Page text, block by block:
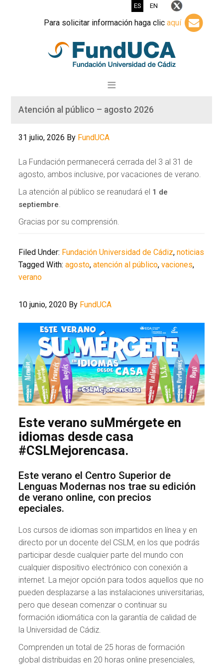
ES EN
Para solicitar información haga clic aquí
Atención al público – agosto 2026
31 julio, 2026 By FundUCA
La Fundación permanecerá cerrada del 3 al 31 de
agosto, ambos inclusive, por vacaciones de verano.
La atención al público se reanudará el 1 de
septiembre.
Gracias por su comprensión.
Filed Under: Fundación Universidad de Cádiz,noticias
Tagged With:agosto,atención al público,vaciones,
verano
10 junio, 2020 By FundUCA
Este verano suMmérgete en
idiomas desde casa
#CSLMejorencasa.
Este verano el Centro Superior de
Lenguas Modernas nos trae su edición
de verano online, con precios
epeciales.
Los cursos de idiomas son impartidos en línea y en
directo por un docente del CSLM, en los que podrás
participar desde cualquier parte del mundo con
cualquier dispositivo electrónico con conexión a
internet. La mejor opción para todos aquellos que no
pueden desplazarse a las instalaciones universitarias,
pero que desean comenzar o continuar su
formación idiomática con la garantía de calidad de
la Universidad de Cádiz.
Comprenden un total de 25 horas de formación
global distribuidas en 20 horas online presenciales,